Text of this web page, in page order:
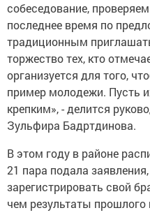
собеседование,
последнее время по
традиционным
торжество тех, кто
организуется для того,
пример молодежи. Пусть
крепким», - делится
Зульфира Бадртдинова.
В этом году в районе
21 пара подала
зарегистрировать свой
чем результаты прошлого